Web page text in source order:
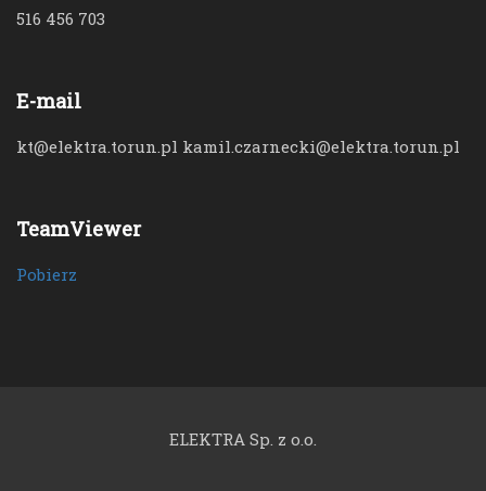
516 456 703
E-mail
kt@elektra.torun.pl kamil.czarnecki@elektra.torun.pl
TeamViewer
Pobierz
ELEKTRA Sp. z o.o.